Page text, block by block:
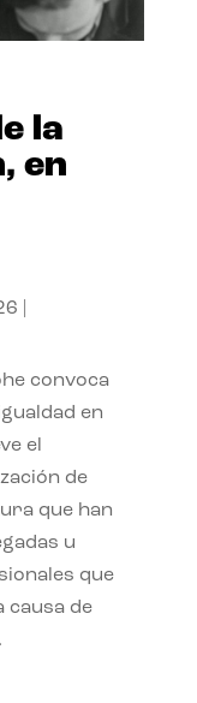
la
en
convoca
en
el
de
que han
u
que
causa de